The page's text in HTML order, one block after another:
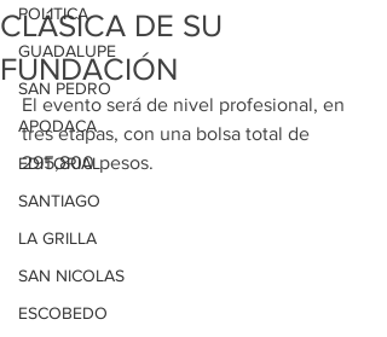
POLITICA
GUADALUPE
SAN PEDRO
APODACA
EDITORIAL
SANTIAGO
LA GRILLA
SAN NICOLAS
ESCOBEDO
CLÁSICA DE SU
FUNDACIÓN
El evento será de nivel profesional, en
tres etapas, con una bolsa total de
295,800 pesos.